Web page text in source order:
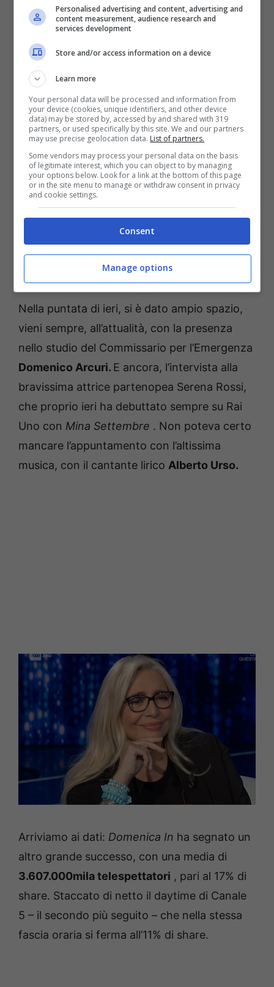
Leggi anche —-> Raimondo Todaro sui social
con l’ex moglie Francesca Tocca: il dettaglio
Il grande successo di
Domenica In
Nella puntata di ieri, si è dato ampio spazio,
vieni sempre, all’attualità, con la presenza
nello studio del Commissario per l’Emergenza
Domenico Arcuri. E ancora, l’intervista alla
bravissima attrice partenopea Serena Rossi,
che proprio ieri ha debuttato sempre su Rai
Uno con Mina Settembre . Non poteva certo
mancare l’appuntamento con l’altissima
musica, con il cantante lirico Alberto Urso.
Arriviamo ai dati: Domenica In ha segnato un
altro grande successo, con una media di
3.607.000mila telespettatori , pari al 17% di
share. Staccato di netto il daytime di Canale
5 – il secondo più seguito – che nella stessa
fascia oraria si ferma all’11% di share.
Personalised advertising and content, advertising and
content measurement, audience research and
services development
Store and/or access information on a device
Learn more
Your personal data will be processed and information from
your device (cookies, unique identifiers, and other device
data) may be stored by, accessed by and shared with 319
partners, or used specifically by this site. We and our partners
may use precise geolocation data. List of partners.
Some vendors may process your personal data on the basis
of legitimate interest, which you can object to by managing
your options below. Look for a link at the bottom of this page
or in the site menu to manage or withdraw consent in privacy
and cookie settings.
Consent
Manage options